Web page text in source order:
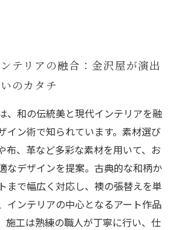
テリアの融合：金沢屋が演出
のカタチ
、和の伝統美と現代インテリアを融
イン術で知られています。素材選び
布、革など多彩な素材を用いて、お
なデザインを提案。古典的な和柄か
まで幅広く対応し、襖の張替えを単
インテリアの中心となるアート作品
施工は熟練の職人が丁寧に行い、仕